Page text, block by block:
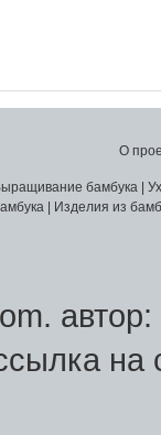
О
бамбука
Изделия из
автор:
на